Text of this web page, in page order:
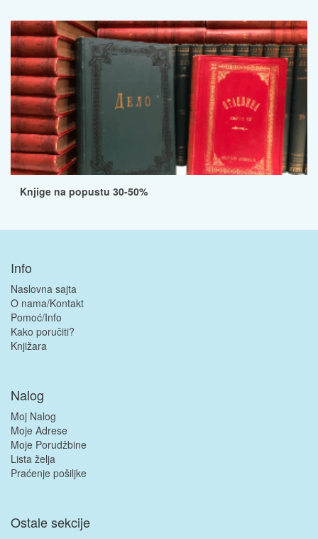
Knjige na popustu 30-50%
Info
Naslovna sajta
O nama/Kontakt
Pomoć/Info
Kako poručiti?
Knjižara
Nalog
Moj Nalog
Moje Adrese
Moje Porudžbine
Lista želja
Praćenje pošiljke
Ostale sekcije